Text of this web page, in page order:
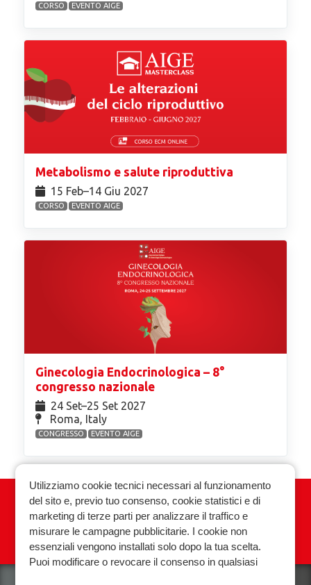
CORSO EVENTO AIGE
Metabolismo e salute riproduttiva
15 Feb⁠–14 Giu 2027
CORSO EVENTO AIGE
Ginecologia Endocrinologica – 8°
congresso nazionale
24 Set⁠–25 Set 2027
Roma, Italy
CONGRESSO EVENTO AIGE
Associazione Italiana Ginecologia
Endocrinologica
Privacy policy Cookie policy
Utilizziamo cookie tecnici necessari al funzionamento
del sito e, previo tuo consenso, cookie statistici e di
marketing di terze parti per analizzare il traffico e
misurare le campagne pubblicitarie. I cookie non
essenziali vengono installati solo dopo la tua scelta.
Puoi modificare o revocare il consenso in qualsiasi